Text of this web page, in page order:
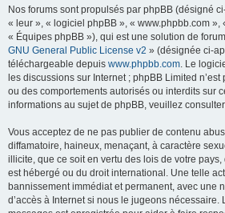
Nos forums sont propulsés par phpBB (désigné
« leur », « logiciel phpBB », « www.phpbb.com »,
« Équipes phpBB »), qui est une solution de
GNU General Public License v2 » (désignée ci-
téléchargeable depuis www.phpbb.com. Le
les discussions sur Internet ; phpBB Limited
ou des comportements autorisés ou interdits sur
informations au sujet de phpBB, veuillez
Vous acceptez de ne pas publier de contenu
diffamatoire, haineux, menaçant, à caractère
illicite, que ce soit en vertu des lois de votre
est hébergé ou du droit international. Une telle
bannissement immédiat et permanent, avec une
d’accès à Internet si nous le jugeons nécessaire.